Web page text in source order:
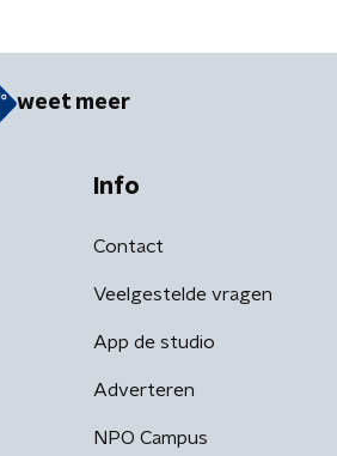
weet meer
Info
Contact
Veelgestelde vragen
App de studio
Adverteren
NPO Campus